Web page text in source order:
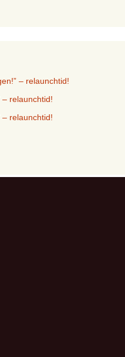
– relaunchtid!
– relaunchtid!
– relaunchtid!